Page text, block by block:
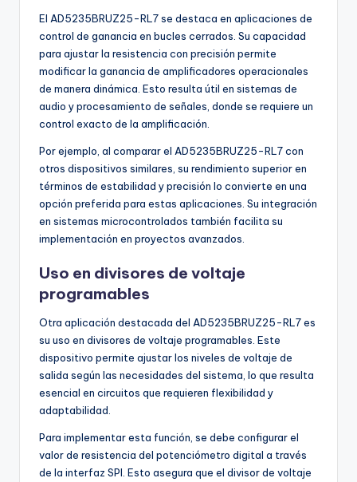
El AD5235BRUZ25-RL7 se destaca en aplicaciones de
control de ganancia en bucles cerrados. Su capacidad
para ajustar la resistencia con precisión permite
modificar la ganancia de amplificadores operacionales
de manera dinámica. Esto resulta útil en sistemas de
audio y procesamiento de señales, donde se requiere un
control exacto de la amplificación.
Por ejemplo, al comparar el AD5235BRUZ25-RL7 con
otros dispositivos similares, su rendimiento superior en
términos de estabilidad y precisión lo convierte en una
opción preferida para estas aplicaciones. Su integración
en sistemas microcontrolados también facilita su
implementación en proyectos avanzados.
Uso en divisores de voltaje
programables
Otra aplicación destacada del AD5235BRUZ25-RL7 es
su uso en divisores de voltaje programables. Este
dispositivo permite ajustar los niveles de voltaje de
salida según las necesidades del sistema, lo que resulta
esencial en circuitos que requieren flexibilidad y
adaptabilidad.
Para implementar esta función, se debe configurar el
valor de resistencia del potenciómetro digital a través
de la interfaz SPI. Esto asegura que el divisor de voltaje